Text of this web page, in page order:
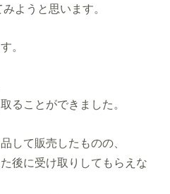
うと思います。
。
ことができました。
て販売したものの、
に受け取りしてもらえな